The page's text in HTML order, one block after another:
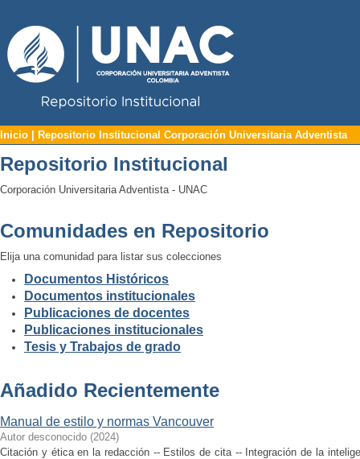
Inicio | Repositorio Institucional
Inicio | Repositorio Institucional Corporación Universitaria Adventista
Repositorio Institucional
Corporación Universitaria Adventista - UNAC
Comunidades en Repositorio
Elija una comunidad para listar sus colecciones
Documentos Históricos
Documentos institucionales
Publicaciones de docentes
Publicaciones institucionales
Tesis y Trabajos de grado
Añadido Recientemente
Manual de estilo y normas Vancouver
Autor desconocido (2024)
Citación y ética en la redacción -- Estilos de cita -- Integración de la